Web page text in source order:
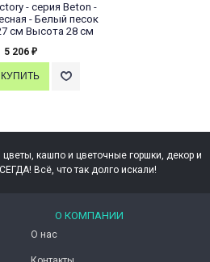
- серия Beton -
- Белый песок
см Высота 28 см
5 206 ₽
кашпо и цветочные горшки, декор и
Всё, что так долго искали!
О КОМПАНИИ
О нас